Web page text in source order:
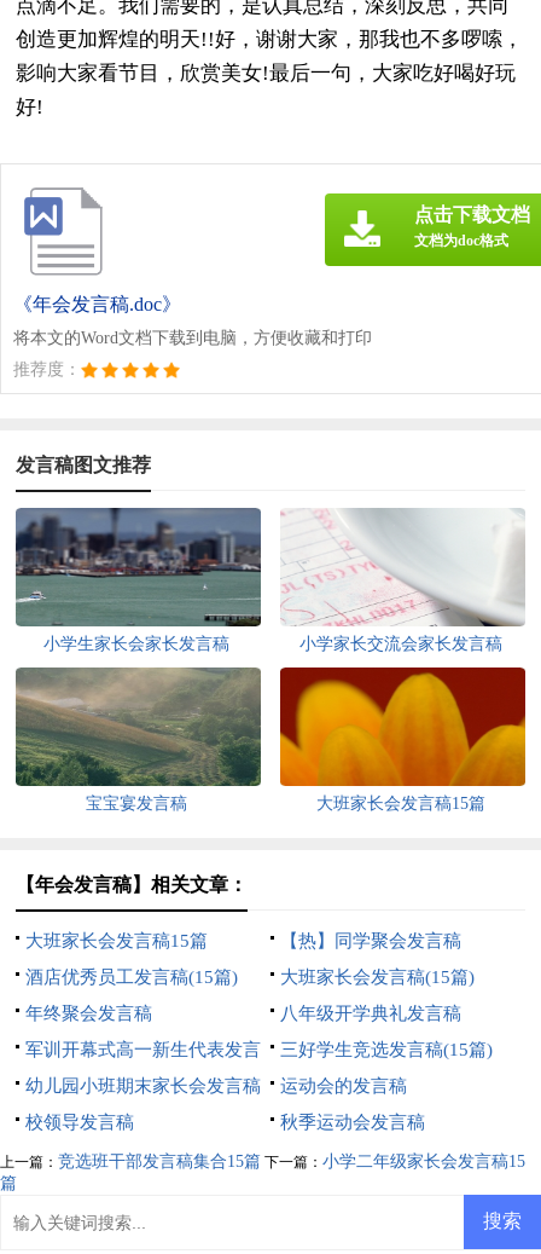
点滴不足。我们需要的，是认真总结，深刻反思，共同
创造更加辉煌的明天!!好，谢谢大家，那我也不多啰嗦，
影响大家看节目，欣赏美女!最后一句，大家吃好喝好玩
好!
《年会发言稿.doc》
将本文的Word文档下载到电脑，方便收藏和打印
推荐度：
点击下载文档
文档为doc格式
发言稿图文推荐
小学生家长会家长发言稿 小学家长交流会家长发言稿
宝宝宴发言稿 大班家长会发言稿15篇
【年会发言稿】相关文章：
大班家长会发言稿15篇
【热】同学聚会发言稿
酒店优秀员工发言稿(15篇)
大班家长会发言稿(15篇)
年终聚会发言稿
八年级开学典礼发言稿
军训开幕式高一新生代表发言
稿
三好学生竞选发言稿(15篇)
幼儿园小班期末家长会发言稿
运动会的发言稿
校领导发言稿
秋季运动会发言稿
上一篇： 竞选班干部发言稿集合15篇 下一篇： 小学二年级家长会发言稿15
篇